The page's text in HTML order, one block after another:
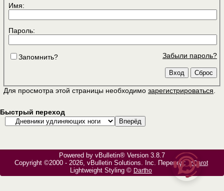
Имя:
Пароль:
Забыли пароль?
Запомнить?
Для просмотра этой страницы необходимо зарегистрироваться
Быстрый переход
Powered by vBulletin® Version 3.8.7
Copyright ©2000 - 2026, vBulletin Solutions, Inc. Перевод: zCarot
Lightweight Styling © Dartho